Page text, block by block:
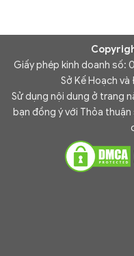
Giấy phép kinh doanh số:
Sở Kế Hoạch
Sử dụng nội dung ở trang
bạn đồng ý với Thỏa